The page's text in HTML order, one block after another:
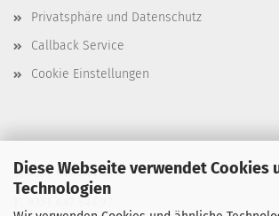
Diese Webseite verwendet Cookies
Technologien
Privatsphäre und Datenschutz
Callback Service
Cookie Einstellungen
T. 0351 647 544 93
F. 0351 647 544 97